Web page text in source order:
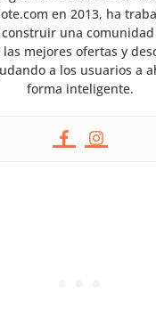
en 2013, ha
una
mejores ofertas y
a los usuarios a
forma inteligente.